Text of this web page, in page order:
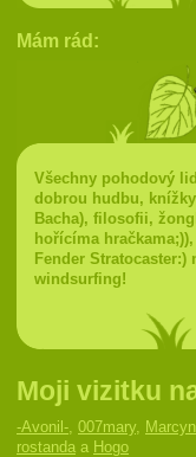
Mám rád:
Všechny pohodový
dobrou hudbu,
Bacha), filosofii,
hořícíma
Fender
windsurfing!
Moji vizitku
-Avonil- 007mary
rostanda a Hogo